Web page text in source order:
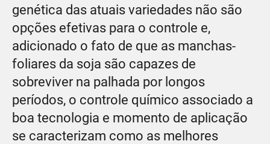
genética das atuais variedades não são
opções efetivas para o controle e,
adicionado o fato de que as manchas-
foliares da soja são capazes de
sobreviver na palhada por longos
períodos, o controle químico associado a
boa tecnologia e momento de aplicação
se caracterizam como as melhores